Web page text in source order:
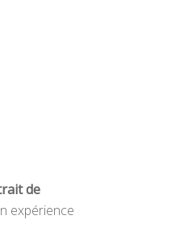
de
expérience